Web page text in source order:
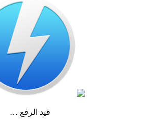
… قيد الرفع